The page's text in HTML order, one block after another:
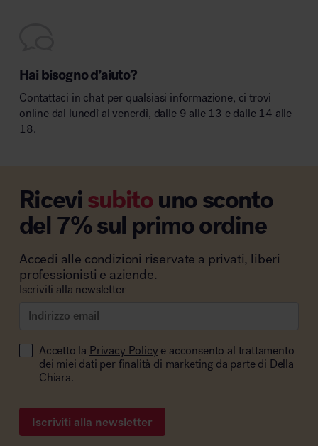
Hai bisogno d’aiuto?
Contattaci in chat per qualsiasi informazione, ci trovi
online dal lunedì al venerdì, dalle 9 alle 13 e dalle 14 alle
18.
Ricevisubitouno sconto
del 7% sul primo ordine
Accedi alle condizioni riservate a privati, liberi
professionisti e aziende.
Iscriviti alla newsletter
Accetto la Privacy Policy e acconsento al trattamento
dei miei dati per finalità di marketing da parte di Della
Chiara.
Iscriviti alla newsletter